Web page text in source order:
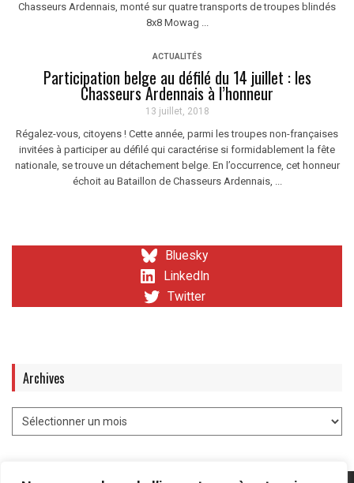
Chasseurs Ardennais, monté sur quatre transports de troupes blindés
8x8 Mowag ...
ACTUALITÉS
Participation belge au défilé du 14 juillet : les
Chasseurs Ardennais à l’honneur
13 juillet, 2018
Régalez-vous, citoyens ! Cette année, parmi les troupes non-françaises
invitées à participer au défilé qui caractérise si formidablement la fête
nationale, se trouve un détachement belge. En l’occurrence, cet honneur
échoit au Bataillon de Chasseurs Ardennais, ...
Bluesky
LinkedIn
Twitter
Archives